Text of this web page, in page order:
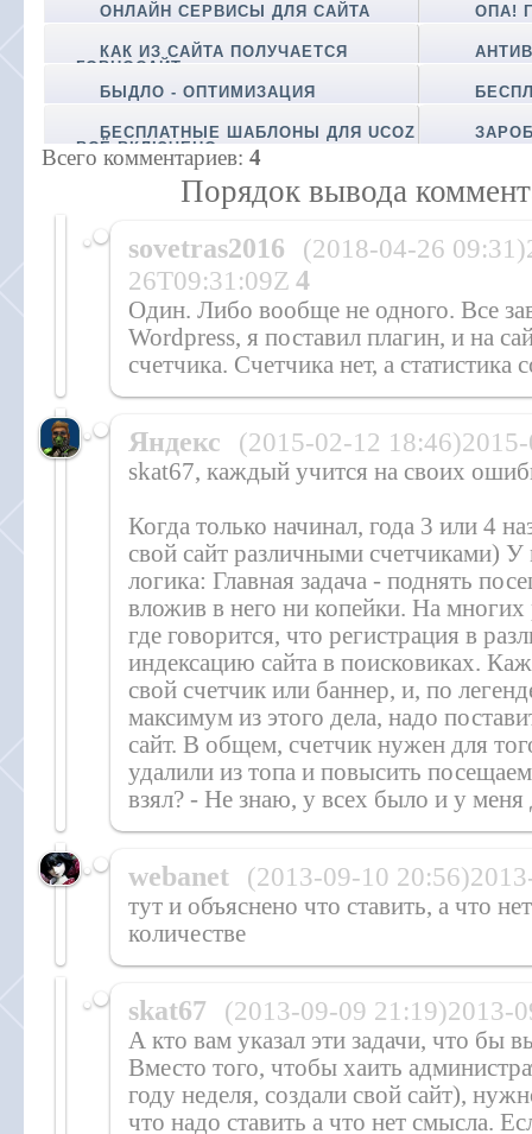
ОНЛАЙН СЕРВИСЫ ДЛЯ САЙТА ОПА!
КАК ИЗ САЙТА ПОЛУЧАЕТСЯ
ГОВНОСАЙТ
БЫДЛО - ОПТИМИЗАЦИЯ
БЕСПЛАТНЫЕ ШАБЛОНЫ ДЛЯ UCOZ
ВСЁ ВКЛЮЧЕНО
Всего комментариев: 4
Порядок вывода
sovetras2016
(2018-04-26
26T09:31:09Z 4
Один. Либо вообще не одного. Все
Wordpress, я поставил плагин, и на
счетчика. Счетчика нет, а статистика
Яндекс (2015-02-12
skat67, каждый учится на своих
Когда только начинал, года 3 или 4
свой сайт различными счетчиками) У
логика: Главная задача - поднять
вложив в него ни копейки. На многих
где говорится, что регистрация в
индексацию сайта в поисковиках.
свой счетчик или баннер, и, по
максимум из этого дела, надо
сайт. В общем, счетчик нужен для
удалили из топа и повысить
взял? - Не знаю, у всех было и у
webanet (2013-09-10
тут и объяснено что ставить, а что
количестве
skat67 (2013-09-09 21:19)2013-
А кто вам указал эти задачи, что бы
Вместо того, чтобы хаить
году неделя, создали свой сайт),
что надо ставить а что нет смысла.